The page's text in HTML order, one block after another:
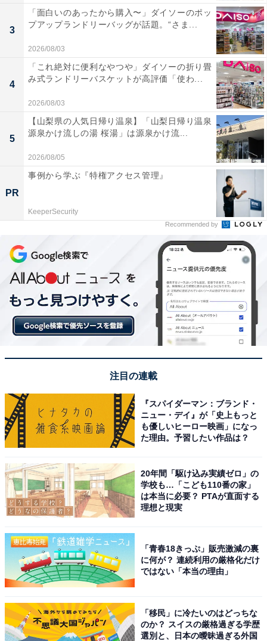
3
「面白いのあったから購入〜」ダイソーのポッ
プアップランドリーバッグが話題。“さま...
2026/08/03
4
「これ絶対に便利なやつや」ダイソーの折り畳
み式ランドリーバスケットが高評価「使わ...
2026/08/03
5
【山梨県の人気日帰り温泉】「山梨日帰り温泉
源泉かけ流しの湯 桜湯」は源泉かけ流...
2026/08/05
PR
事例から学ぶ『特権アクセス管理』
KeeperSecurity
Recommended by
注目の連載
『スパイダーマン：ブランド・
ニュー・デイ』が「史上もっと
も優しいヒーロー映画」になっ
た理由。予習したい作品は？
20年間「駆け込み実績ゼロ」の
学校も…「こども110番の家」
は本当に必要？ PTAが直面する
理想と現実
「青春18きっぷ」販売激減の裏
に何が？ 連続利用の厳格化だけ
ではない「本当の理由」
「移民」に冷たいのはどっちな
のか？ スイスの厳格過ぎる学歴
選別と、日本の曖昧過ぎる外国